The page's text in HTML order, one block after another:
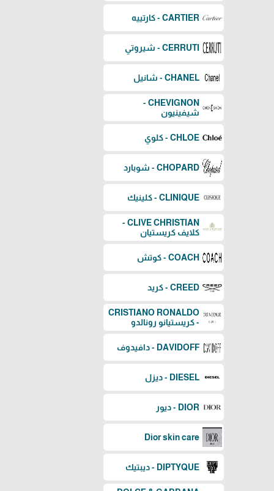
CARTIER - كارتييه
CERRUTI - شيروتي
CHANEL - شانيل
CHEVIGNON -
شيفينيون
CHLOE - كلوي
CHOPARD - شوبارد
CLINIQUE - كلينيك
CLIVE CHRISTIAN -
كلايف كريستيان
COACH - كوتش
CREED - كريد
CRISTIANO RONALDO
- كريستيانو رونالدو
DAVIDOFF - دافيدوف
DIESEL - ديزل
DIOR - ديور
Dior skin care
DIPTYQUE - ديبتيك